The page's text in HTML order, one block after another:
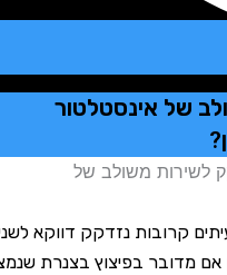
אינסטלטור
משולב של
נזדקק דווקא לשני
בפיצוץ בצנרת שנמצא